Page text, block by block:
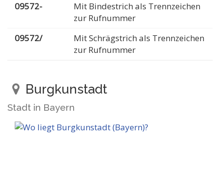
09572-
Mit Bindestrich als Trennzeichen
zur Rufnummer
09572/
Mit Schrägstrich als Trennzeichen
zur Rufnummer
Burgkunstadt
Stadt in Bayern